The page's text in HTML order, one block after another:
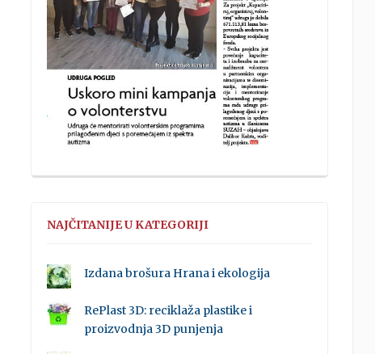
NAJČITANIJE U KATEGORIJI
Izdana brošura Hrana i ekologija
RePlast 3D: reciklaža plastike i
proizvodnja 3D punjenja